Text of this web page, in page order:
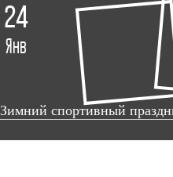
24
Янв
Зимний спортивный